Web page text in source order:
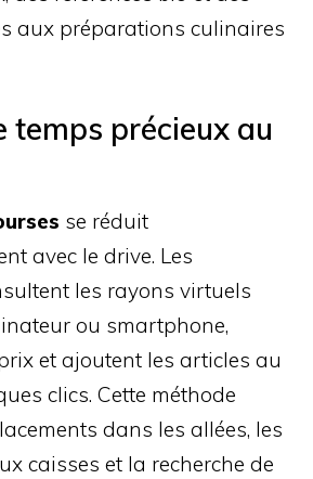
aux préparations culinaires
temps précieux au
se réduit
avec le drive. Les
les rayons virtuels
ou smartphone,
et ajoutent les articles au
clics. Cette méthode
dans les allées, les
caisses et la recherche de